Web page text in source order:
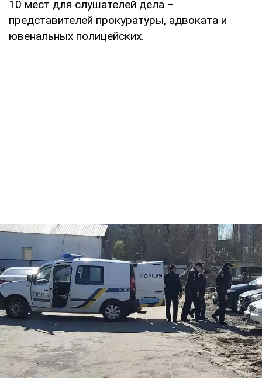
10 мест для слушателей дела –
представителей прокуратуры, адвоката и
ювенальных полицейских.